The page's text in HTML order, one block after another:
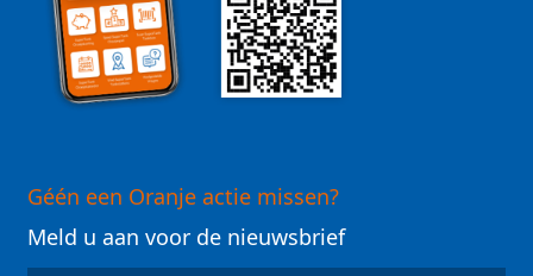
Géén een Oranje actie missen?
Meld u aan voor de nieuwsbrief